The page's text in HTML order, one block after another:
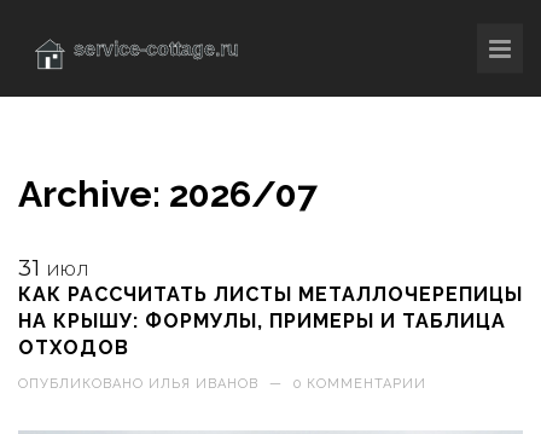
Archive: 2026/07
31 ИЮЛ
КАК РАССЧИТАТЬ ЛИСТЫ МЕТАЛЛОЧЕРЕПИЦЫ
НА КРЫШУ: ФОРМУЛЫ, ПРИМЕРЫ И ТАБЛИЦА
ОТХОДОВ
ОПУБЛИКОВАНО ИЛЬЯ ИВАНОВ — 0 КОММЕНТАРИИ